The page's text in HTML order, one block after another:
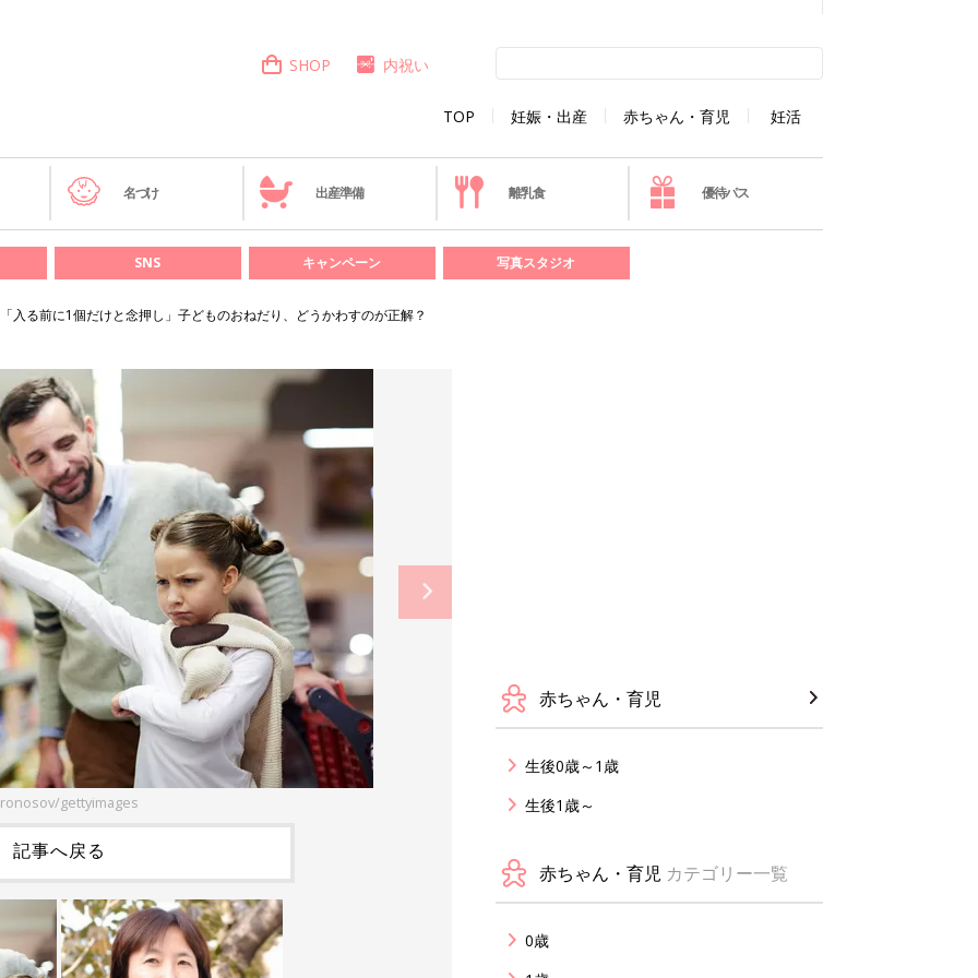
TOP 妊娠・出産 赤ちゃん・育児 妊活
SHOP 内祝い
名づけ 出産準備 離乳食 優待パス
SNS キャンペーン 写真スタジオ
入る前に1個だけと念押し」子どものおねだり、どうかわすのが正解？
gettyimages
記事へ戻る
赤ちゃん・育児
生後0歳～1歳
生後1歳～
赤ちゃん・育児 カテゴリー一覧
0歳